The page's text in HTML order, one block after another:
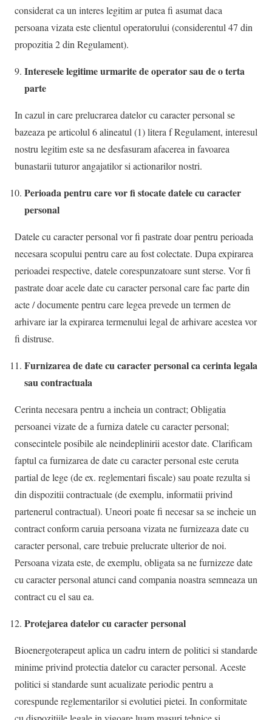
considerat ca un interes legitim ar putea fi asumat daca
persoana vizata este clientul operatorului (considerentul 47 din
propozitia 2 din Regulament).
Interesele legitime urmarite de operator sau de o terta
parte
In cazul in care prelucrarea datelor cu caracter personal se
bazeaza pe articolul 6 alineatul (1) litera f Regulament, interesul
nostru legitim este sa ne desfasuram afacerea in favoarea
bunastarii tuturor angajatilor si actionarilor nostri.
Perioada pentru care vor fi stocate datele cu caracter
personal
Datele cu caracter personal vor fi pastrate doar pentru perioada
necesara scopului pentru care au fost colectate. Dupa expirarea
perioadei respective, datele corespunzatoare sunt sterse. Vor fi
pastrate doar acele date cu caracter personal care fac parte din
acte / documente pentru care legea prevede un termen de
arhivare iar la expirarea termenului legal de arhivare acestea vor
fi distruse.
Furnizarea de date cu caracter personal ca cerinta legala
sau contractuala
Cerinta necesara pentru a incheia un contract; Obligatia
persoanei vizate de a furniza datele cu caracter personal;
consecintele posibile ale neindeplinirii acestor date. Clarificam
faptul ca furnizarea de date cu caracter personal este ceruta
partial de lege (de ex. reglementari fiscale) sau poate rezulta si
din dispozitii contractuale (de exemplu, informatii privind
partenerul contractual). Uneori poate fi necesar sa se incheie un
contract conform caruia persoana vizata ne furnizeaza date cu
caracter personal, care trebuie prelucrate ulterior de noi.
Persoana vizata este, de exemplu, obligata sa ne furnizeze date
cu caracter personal atunci cand compania noastra semneaza un
contract cu el sau ea.
Protejarea datelor cu caracter personal
Bioenergoterapeut aplica un cadru intern de politici si standarde
minime privind protectia datelor cu caracter personal. Aceste
politici si standarde sunt acualizate periodic pentru a
corespunde reglementarilor si evolutiei pietei. In conformitate